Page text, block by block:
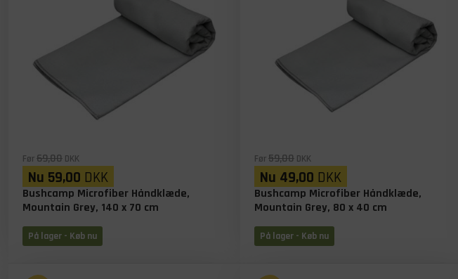
Før69,00 DKK
Nu 59,00 DKK
Bushcamp Microfiber Håndklæde,
Mountain Grey, 140 x 70 cm
På lager - Køb nu
Før59,00 DKK
Nu 49,00 DKK
Bushcamp Microfiber Håndklæde,
Mountain Grey, 80 x 40 cm
På lager - Køb nu